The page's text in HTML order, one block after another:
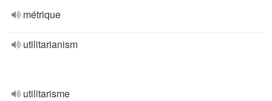
métrique
utilitarianism
utilitarisme